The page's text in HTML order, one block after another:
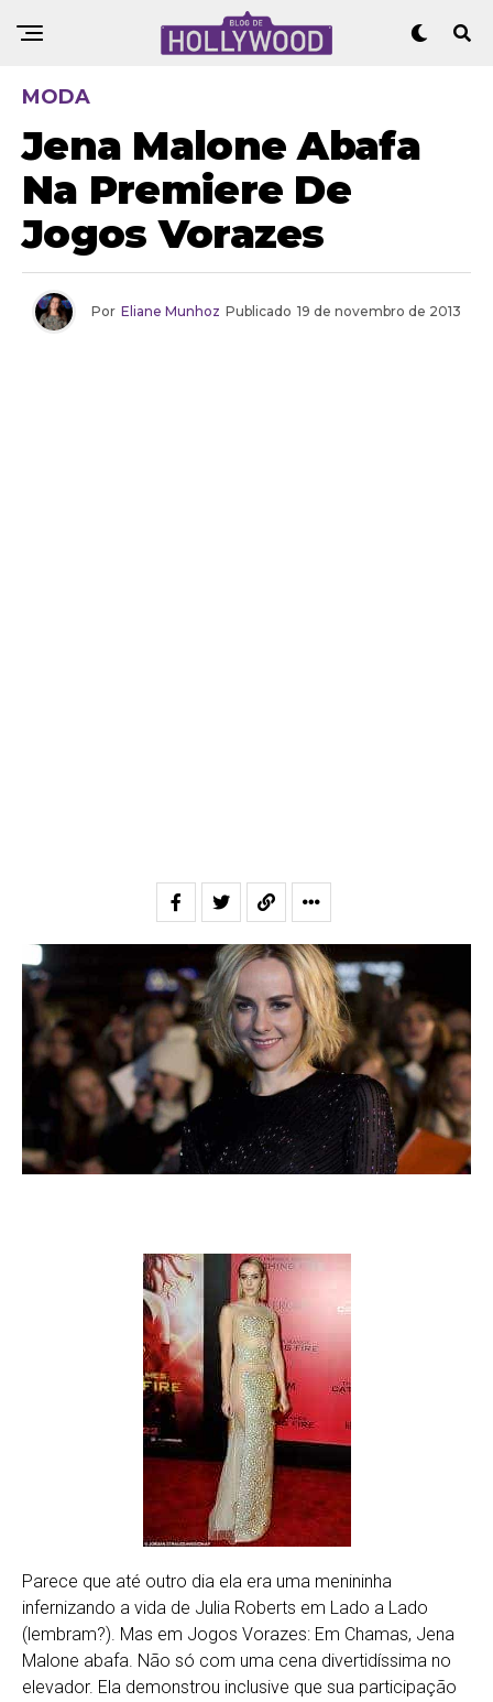
MODA
Jena Malone Abafa
Na Premiere De
Jogos Vorazes
Por Eliane Munhoz Publicado 19 de novembro de 2013
Parece que até outro dia ela era uma menininha
infernizando a vida de Julia Roberts em Lado a Lado
(lembram?). Mas em Jogos Vorazes: Em Chamas, Jena
Malone abafa. Não só com uma cena divertidíssima no
elevador. Ela demonstrou inclusive que sua participação